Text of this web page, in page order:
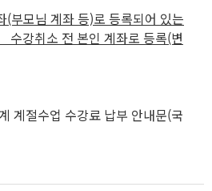
부모님 계좌 등)로 등록되어 있는
수강취소 전 본인 계좌로 등록(변
계절수업 수강료 납부 안내문(국